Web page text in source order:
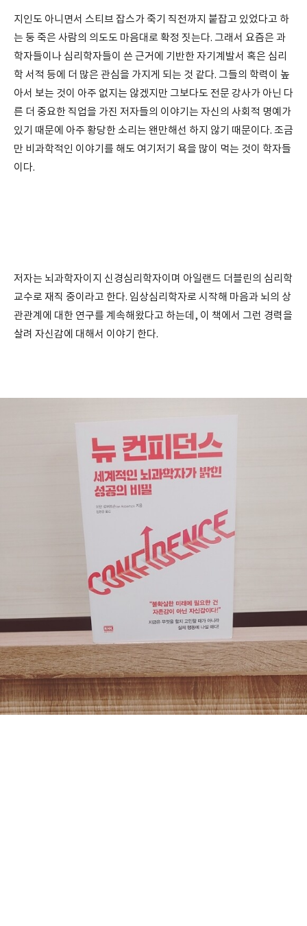
지인도 아니면서 스티브 잡스가 죽기 직전까지 붙잡고 있었다고 하
는 둥 죽은 사람의 의도도 마음대로 확정 짓는다. 그래서 요즘은 과
학자들이나 심리학자들이 쓴 근거에 기반한 자기계발서 혹은 심리
학 서적 등에 더 많은 관심을 가지게 되는 것 같다. 그들의 학력이 높
아서 보는 것이 아주 없지는 않겠지만 그보다도 전문 강사가 아닌 다
른 더 중요한 직업을 가진 저자들의 이야기는 자신의 사회적 명예가
있기 때문에 아주 황당한 소리는 왠만해선 하지 않기 때문이다. 조금
만 비과학적인 이야기를 해도 여기저기 욕을 많이 먹는 것이 학자들
이다.
저자는 뇌과학자이지 신경심리학자이며 아일랜드 더블린의 심리학
교수로 재직 중이라고 한다. 임상심리학자로 시작해 마음과 뇌의 상
관관계에 대한 연구를 계속해왔다고 하는데, 이 책에서 그런 경력을
살려 자신감에 대해서 이야기 한다.